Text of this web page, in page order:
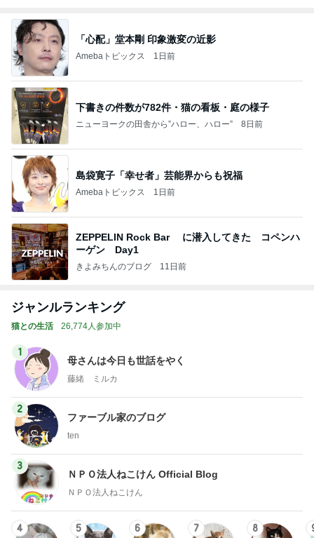
「心配」堂本剛 印象激変の近影
Amebaトピックス 1日前
下書きの件数が782件・猫の看板・庭の様子
ニューヨークの田舎から”ハロー、ハロー” 8日前
島袋寛子「幸せ者」芸能界からも祝福
Amebaトピックス 1日前
ZEPPELIN Rock Bar に潜入してきた コペンハ
ーゲン Day1
きよみちんのブログ 11日前
ジャンルランキング
猫との生活 26,774人参加中
1
母さんは今日も世話をやく
藤緒 ミルカ
2
ファーブル家のブログ
ten
3
ＮＰＯ法人ねこけん Official Blog
ＮＰＯ法人ねこけん
4 5 6 7 8